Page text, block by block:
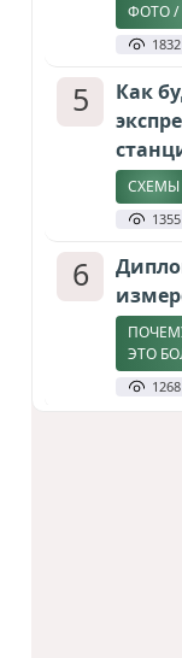
ФОТО /
1832
5
Как
СХЕМЫ
1355
6
ЭТО
1268